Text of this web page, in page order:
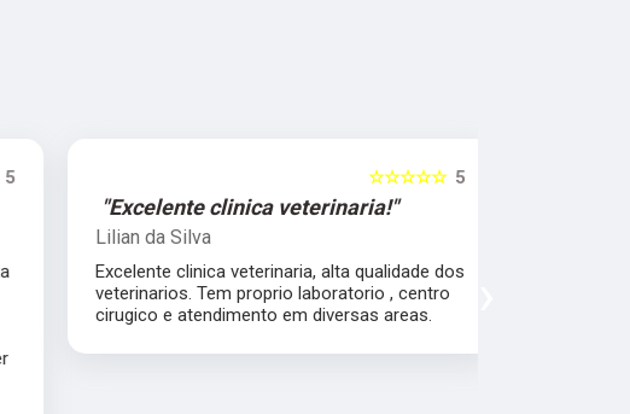
5
☆☆☆☆☆
"Excelente clinica veterinaria!"
Lilian da Silva
Excelente clinica veterinaria, alta qualidade dos
veterinarios. Tem proprio laboratorio , centro
cirugico e atendimento em diversas areas.